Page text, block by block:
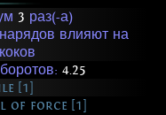
3 раз(-а)
влияют на
4.25
[1]
of force [1]